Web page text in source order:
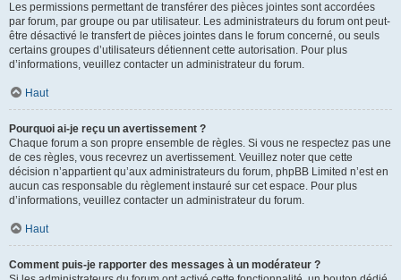
Les permissions permettant de transférer des pièces jointes sont accordées
par forum, par groupe ou par utilisateur. Les administrateurs du forum ont peut-
être désactivé le transfert de pièces jointes dans le forum concerné, ou seuls
certains groupes d’utilisateurs détiennent cette autorisation. Pour plus
d’informations, veuillez contacter un administrateur du forum.
Haut
Pourquoi ai-je reçu un avertissement ?
Chaque forum a son propre ensemble de règles. Si vous ne respectez pas une
de ces règles, vous recevrez un avertissement. Veuillez noter que cette
décision n’appartient qu’aux administrateurs du forum, phpBB Limited n’est en
aucun cas responsable du règlement instauré sur cet espace. Pour plus
d’informations, veuillez contacter un administrateur du forum.
Haut
Comment puis-je rapporter des messages à un modérateur ?